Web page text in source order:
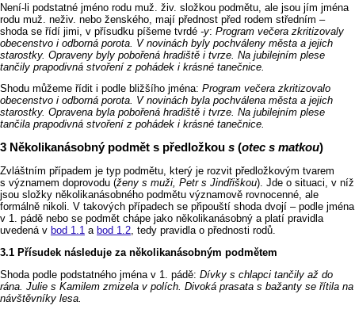
Není‑li podstatné jméno rodu muž. živ. složkou podmětu, ale jsou jím jména
rodu muž. neživ. nebo ženského, mají přednost před rodem středním –⁠⁠
shoda se řídí jimi, v přísudku píšeme tvrdé ‑y: Program večera zkritizovaly
obecenstvo i odborná porota. V novinách byly pochváleny města a jejich
starostky. Opraveny byly pobořená hradiště i tvrze. Na jubilejním plese
tančily prapodivná stvoření z pohádek i krásné tanečnice.
Shodu můžeme řídit i podle bližšího jména: Program večera zkritizovalo
obecenstvo i odborná porota. V novinách byla pochválena města a jejich
starostky. Opravena byla pobořená hradiště i tvrze. Na jubilejním plese
tančila prapodivná stvoření z pohádek i krásné tanečnice.
Několikanásobný podmět s předložkou s (otec s matkou)
Zvláštním případem je typ podmětu, který je rozvit předložkovým tvarem
s významem doprovodu (ženy s muži, Petr s Jindřiškou). Jde o situaci, v níž
jsou složky několikanásobného podmětu významově rovnocenné, ale
formálně nikoli. V takových případech se připouští shoda dvojí –⁠⁠ podle jména
v 1. pádě nebo se podmět chápe jako několikanásobný a platí pravidla
uvedená v bod 1.1 a bod 1.2, tedy pravidla o přednosti rodů.
Přísudek následuje za několikanásobným podmětem
Shoda podle podstatného jména v 1. pádě: Dívky s chlapci tančily až do
rána. Julie s Kamilem zmizela v polích. Divoká prasata s bažanty se řítila na
návštěvníky lesa.